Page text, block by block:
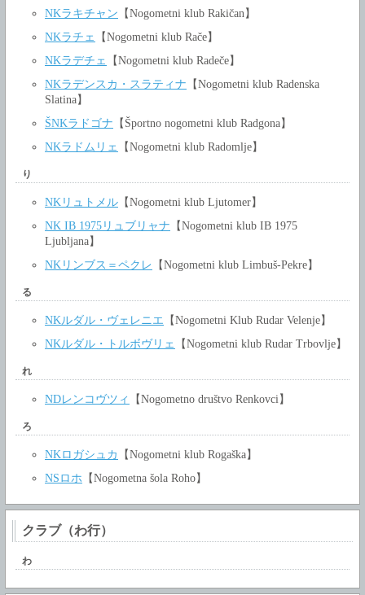
NKラキチャン 【Nogometni klub Rakičan】
NKラチェ
【Nogometni klub Rače】
NKラデチェ
【Nogometni klub Radeče】
NKラデンスカ・スラティナ 【Nogometni klub Radenska
Slatina】
ŠNKラドゴナ 【Športno nogometni klub Radgona】
NKラドムリェ
【Nogometni klub Radomlje】
り
NKリュトメル 【Nogometni klub Ljutomer】
NK IB 1975リュブリャナ 【Nogometni klub IB 1975
Ljubljana】
NKリンブス＝ペクレ
【Nogometni klub Limbuš-Pekre】
る
NKルダル・ヴェレニエ 【Nogometni Klub Rudar Velenje】
NKルダル・トルボヴリェ
【Nogometni klub Rudar Trbovlje】
れ
NDレンコヴツィ 【Nogometno društvo Renkovci】
ろ
NKロガシュカ
【Nogometni klub Rogaška】
NSロホ 【Nogometna šola Roho】
クラブ（わ行）
わ